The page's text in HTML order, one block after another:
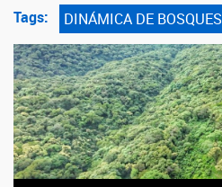
Tags: DINÁMICA DE BOSQUES